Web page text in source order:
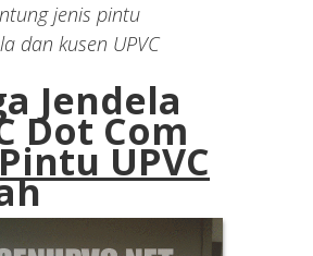
jenis pintu
dan kusen UPVC
Jendela
Dot Com
UPVC